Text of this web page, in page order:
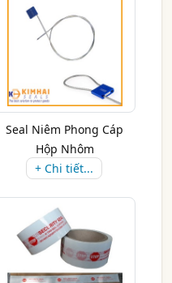
Seal Niêm Phong Cáp
Hộp Nhôm
+ Chi tiết...